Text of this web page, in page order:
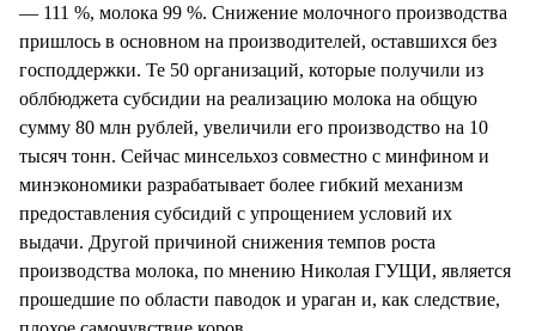
— 111 %, молока 99 %. Снижение молочного производства
пришлось в основном на производителей, оставшихся без
господдержки. Те 50 организаций, которые получили из
облбюджета субсидии на реализацию молока на общую
сумму 80 млн рублей, увеличили его производство на 10
тысяч тонн. Сейчас минсельхоз совместно с минфином и
минэкономики разрабатывает более гибкий механизм
предоставления субсидий с упрощением условий их
выдачи. Другой причиной снижения темпов роста
производства молока, по мнению Николая ГУЩИ, является
прошедшие по области паводок и ураган и, как следствие,